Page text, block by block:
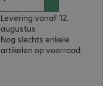
Levering vanaf 12.
augustus
Nog slechts enkele
artikelen op voorraad.